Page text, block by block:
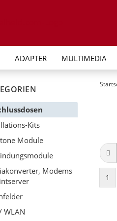
ADAPTER MULTIMEDIA
1
Kits
Module
Modems
WLAN